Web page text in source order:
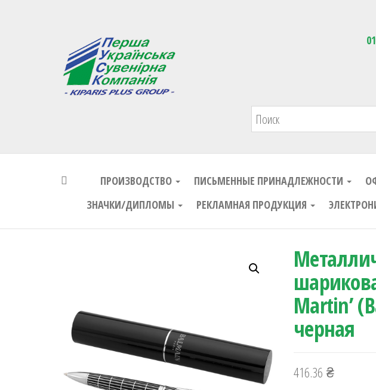
Первая Украинская Сувенирная Компания
ПРОИЗВОДСТВО ПИСЬМЕННЫЕ ПРИНАДЛЕЖНОСТИ
ЗНАЧКИ/ДИПЛОМЫ
РЕКЛАМНАЯ ПРОДУКЦИЯ
Martin’
черная
416.36 ₴